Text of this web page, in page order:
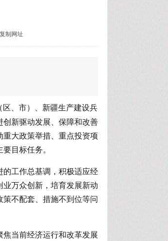
复制网址
区、市）、新疆生产建设兵
创新驱动发展、保障和改善
大政策举措、重点投资项
目标任务。
工作总基调，积极适应经
万众创新，培育发展新动
不配套、措施不到位等问
当前经济运行和改革发展